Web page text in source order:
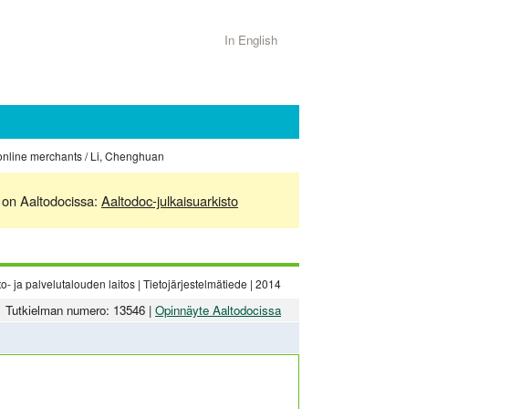
In English
merchants / Li, Chenghuan
Aaltodocissa: Aaltodoc-julkaisuarkisto
ja palvelutalouden laitos | Tietojärjestelmätiede | 2014
Tutkielman numero: 13546 | Opinnäyte Aaltodocissa